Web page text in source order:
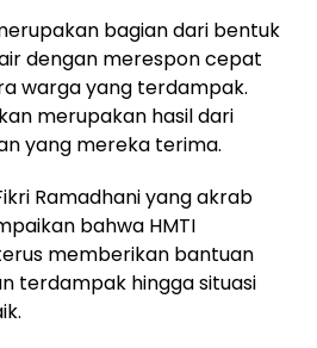
bagian dari bentuk
dengan merespon cepat
warga yang terdampak.
merupakan hasil dari
yang mereka terima.
Ramadhani yang akrab
bahwa HMTI
memberikan bantuan
terdampak hingga situasi